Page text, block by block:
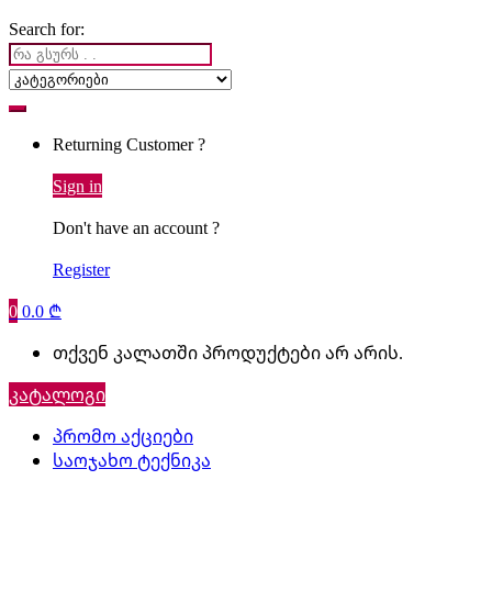
Search for:
Returning Customer ?
Sign in
Don't have an account ?
Register
00.0 ₾
თქვენ კალათში პროდუქტები არ არის.
კატალოგი
პრომო აქციები
საოჯახო ტექნიკა